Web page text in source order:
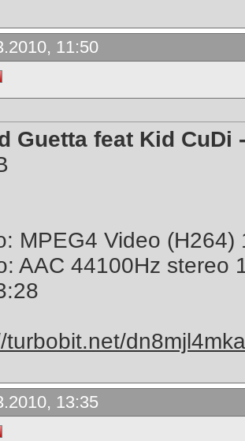
11:50
Guetta feat Kid CuDi
MPEG4 Video
AAC 44100Hz stereo
turbobit.net/
13:35